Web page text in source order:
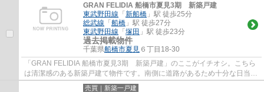
GRAN FELIDIA 船橋市夏見3期 新築戸建
東武野田線 「 新船橋 」駅 徒歩25分
総武線 「 船橋 」駅 徒歩27分
東武野田線 「 塚田 」駅 徒歩23分
過去掲載物件
千葉県船橋市夏見 ６丁目18-30
「GRAN FELIDIA 船橋市夏見3期 新築戸建」のここがイチオシ。こちら
は清潔感のある新築戸建て物件です。南側に道路があるため十分な日当た
りが確保できます。きれい好きな方に一押し...
売買｜新築一戸建